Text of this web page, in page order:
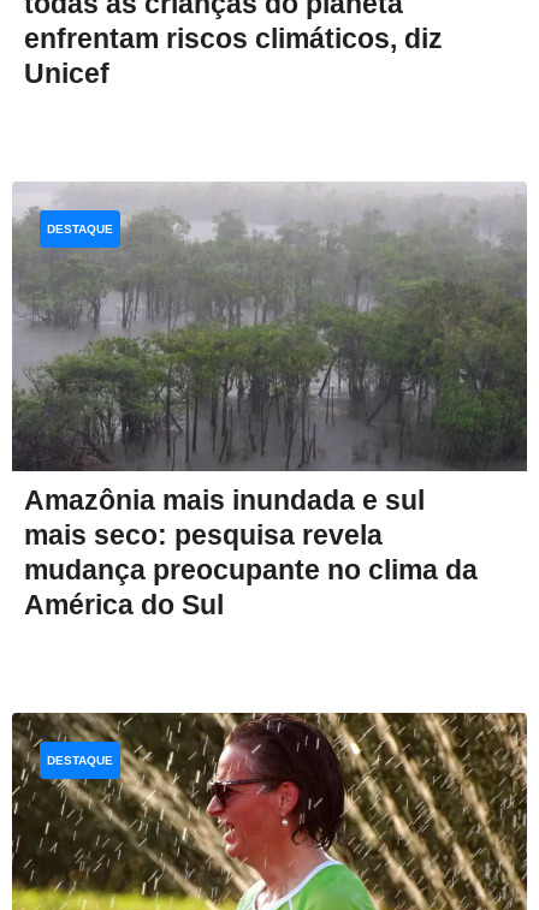
enfrentam riscos climáticos, diz
Unicef
Amazônia mais inundada e sul
mais seco: pesquisa revela
mudança preocupante no clima da
América do Sul
DESTAQUE
DESTAQUE